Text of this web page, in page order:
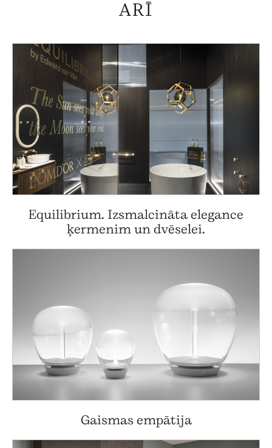
ARĪ
Equilibrium. Izsmalcināta elegance
ķermenim un dvēselei.
Gaismas empātija